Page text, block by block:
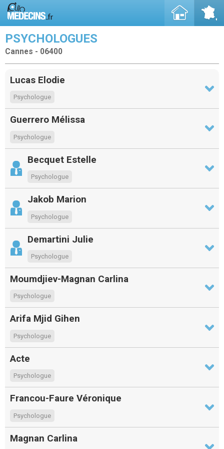
PSYCHOLOGUES
Cannes - 06400
Lucas Elodie
Psychologue
Guerrero Mélissa
Psychologue
Becquet Estelle
Psychologue
Jakob Marion
Psychologue
Demartini Julie
Psychologue
Moumdjiev-Magnan Carlina
Psychologue
Arifa Mjid Gihen
Psychologue
Acte
Psychologue
Francou-Faure Véronique
Psychologue
Magnan Carlina